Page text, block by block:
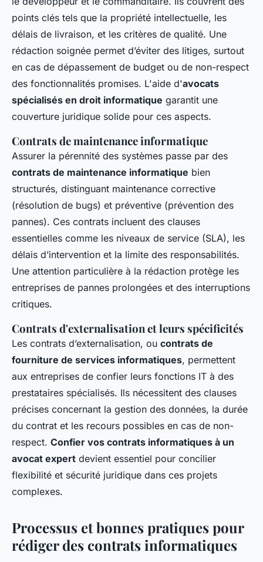
points clés tels que la propriété intellectuelle, les
délais de livraison, et les critères de qualité. Une
rédaction soignée permet d’éviter des litiges, surtout
en cas de dépassement de budget ou de non-respect
des fonctionnalités promises. L'aide d'avocats
spécialisés en droit informatique garantit une
couverture juridique solide pour ces aspects.
Contrats de maintenance informatique
Assurer la pérennité des systèmes passe par des
contrats de maintenance informatique bien
structurés, distinguant maintenance corrective
(résolution de bugs) et préventive (prévention des
pannes). Ces contrats incluent des clauses
essentielles comme les niveaux de service (SLA), les
délais d’intervention et la limite des responsabilités.
Une attention particulière à la rédaction protège les
entreprises de pannes prolongées et des interruptions
critiques.
Contrats d'externalisation et leurs spécificités
Les contrats d’externalisation, ou contrats de
fourniture de services informatiques, permettent
aux entreprises de confier leurs fonctions IT à des
prestataires spécialisés. Ils nécessitent des clauses
précises concernant la gestion des données, la durée
du contrat et les recours possibles en cas de non-
respect. Confier vos contrats informatiques à un
avocat expert devient essentiel pour concilier
flexibilité et sécurité juridique dans ces projets
complexes.
Processus et bonnes pratiques pour
rédiger des contrats informatiques